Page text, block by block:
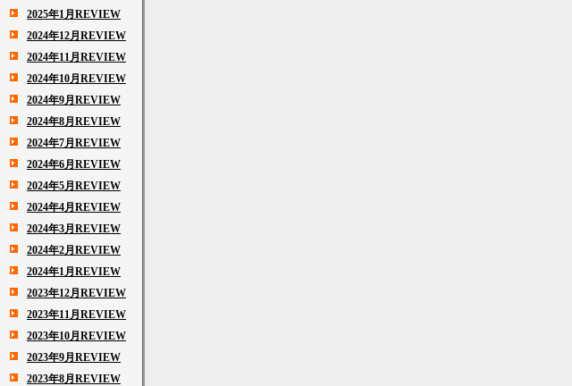
2025年1月REVIEW
2024年12月REVIEW
2024年11月REVIEW
2024年10月REVIEW
2024年9月REVIEW
2024年8月REVIEW
2024年7月REVIEW
2024年6月REVIEW
2024年5月REVIEW
2024年4月REVIEW
2024年3月REVIEW
2024年2月REVIEW
2024年1月REVIEW
2023年12月REVIEW
2023年11月REVIEW
2023年10月REVIEW
2023年9月REVIEW
2023年8月REVIEW